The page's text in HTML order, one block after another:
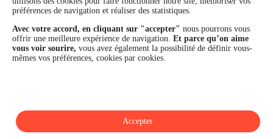
notation A+ attribuée depuis 4 ans par S&P Global Ratings et
Fitch Ratings. Sur les plans extra-financiers, Malakoff Humanis
figure parmi les 2% des entreprises les mieux notées au monde
en matière de critères RSE (Ecovadis, niveau Gold - 81/100 en
2026). Enfin, Malakoff Humanis est certifié Top Employer France
par le Top Employers Institute depuis 3 ans.
préférences de navigation et réaliser des statistiques.
Avec votre accord, en cliquant sur "accepter" nous pourrons vous
offrir une meilleure expérience de navigation. Et parce qu’on aime
vous voir sourire, vous avez également la possibilité de définir vous-
mêmes vos préférences, cookies par cookies.
Accepter